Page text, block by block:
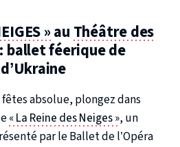
»au Théâtre des
ballet féerique de
absolue, plongez dans
« La Reine des Neiges », un
par le Ballet de l’Opéra